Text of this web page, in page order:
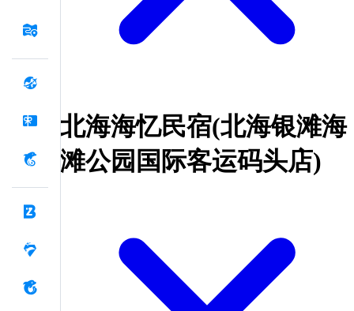
北海海忆民宿(北海银滩海
滩公园国际客运码头店)